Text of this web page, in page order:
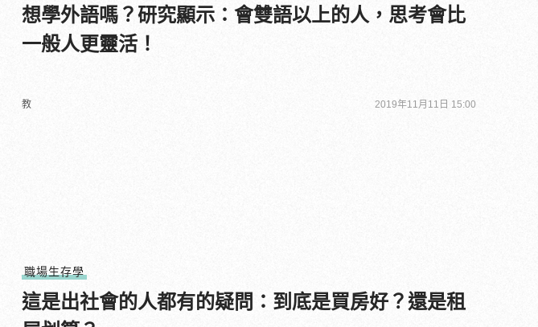
想學外語嗎？研究顯示：會雙語以上的人，思考會比
一般人更靈活！
教 2019年11月11日 15:00
職場生存學
這是出社會的人都有的疑問：到底是買房好？還是租